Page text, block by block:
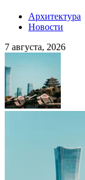
Архитектура
Новости
7 августа, 2026